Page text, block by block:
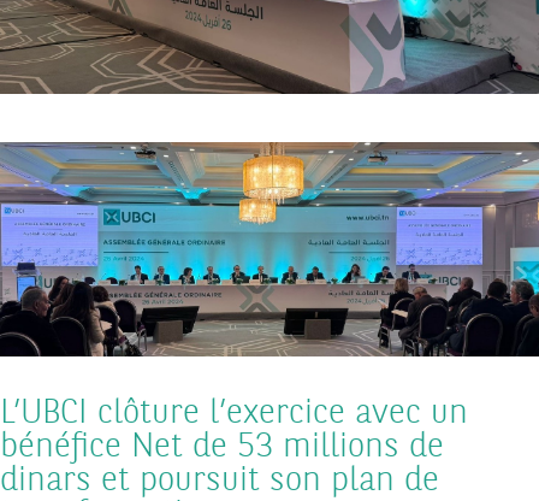
L’UBCI clôture l’exercice avec un
bénéfice Net de 53 millions de
dinars et poursuit son plan de